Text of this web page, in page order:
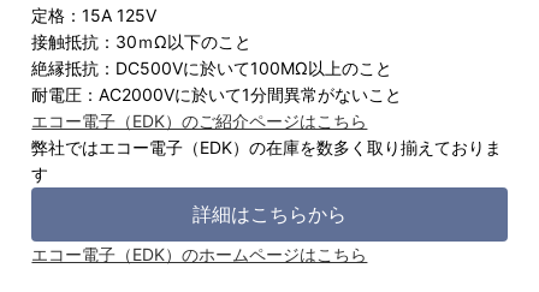
定格：15A 125V
接触抵抗：30ｍΩ以下のこと
絶縁抵抗：DC500Vに於いて100MΩ以上のこと
耐電圧：AC2000Vに於いて1分間異常がないこと
エコー電子（EDK）のご紹介ページはこちら
弊社ではエコー電子（EDK）の在庫を数多く取り揃えておりま
す
詳細はこちらから
エコー電子（EDK）のホームページはこちら